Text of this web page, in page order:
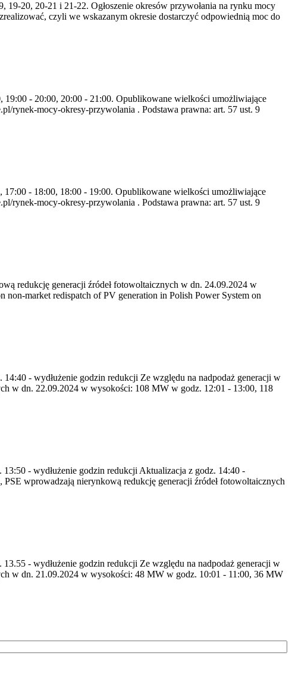
19-20, 20-21 i 21-22. Ogłoszenie okresów przywołania na rynku mocy
czyli we wskazanym okresie dostarczyć odpowiednią moc do
19:00 - 20:00, 20:00 - 21:00. Opublikowane wielkości umożliwiające
rynek-mocy-okresy-przywolania . Podstawa prawna: art. 57 ust. 9
17:00 - 18:00, 18:00 - 19:00. Opublikowane wielkości umożliwiające
rynek-mocy-okresy-przywolania . Podstawa prawna: art. 57 ust. 9
redukcję generacji źródeł fotowoltaicznych w dn. 24.09.2024 w
market redispatch of PV generation in Polish Power System on
- wydłużenie godzin redukcji Ze względu na nadpodaż generacji w
w dn. 22.09.2024 w wysokości: 108 MW w godz. 12:01 - 13:00, 118
- wydłużenie godzin redukcji Aktualizacja z godz. 14:40 -
wprowadzają nierynkową redukcję generacji źródeł fotowoltaicznych
- wydłużenie godzin redukcji Ze względu na nadpodaż generacji w
w dn. 21.09.2024 w wysokości: 48 MW w godz. 10:01 - 11:00, 36 MW